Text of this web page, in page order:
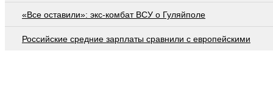
«Все оставили»: экс-комбат ВСУ о Гуляйполе
Российские средние зарплаты сравнили с европейскими